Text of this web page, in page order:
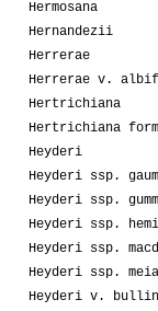
Hermosana
Hernandezii
Herrerae
Herrerae v.
Hertrichiana
Hertrichiana
Heyderi
Heyderi ssp.
Heyderi ssp.
Heyderi ssp.
Heyderi ssp.
Heyderi ssp.
Heyderi v.